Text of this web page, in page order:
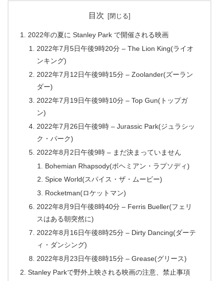
目次
2022年の夏に Stanley Park で開催される映画
2022年7月5日午後9時20分 – The Lion King(ライオ
ンキング)
2022年7月12日午後9時15分 – Zoolander(ズーラン
ダー)
2022年7月19日午後9時10分 – Top Gun(トップガ
ン)
2022年7月26日午後9時 – Jurassic Park(ジュラシッ
ク・パーク)
2022年8月2日午後9時 – まだ決まっていません
Bohemian Rhapsody(ボヘミアン・ラプソディ)
Spice World(スパイス・ザ・ムービー)
Rocketman(ロケットマン)
2022年8月9日午後8時40分 – Ferris Bueller(フェリ
スはある朝突然に)
2022年8月16日午後8時25分 – Dirty Dancing(ダーテ
ィ・ダンシング)
2022年8月23日午後8時15分 – Grease(グリース)
Stanley Parkで野外上映される映画の注意、禁止事項